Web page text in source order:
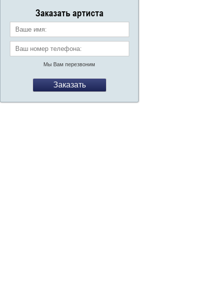
Заказать артиста
Ваше имя:
Ваш номер телефона:*
Мы Вам перезвоним